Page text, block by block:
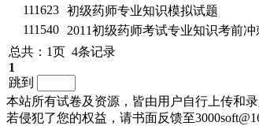
111623 初级药师专业知识模拟试题
111540
2011初级药师考试专业知识考前冲
总共：1页 4条记录
1
跳到
本站所有试卷及资源，皆由用户自行上传和
若侵犯了您的权益，请书面反馈至